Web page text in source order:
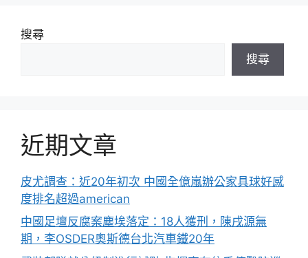
搜尋
搜尋
近期文章
皮尤調查：近20年初次 中國全億嵐辦公家具球好感
度排名超過american
中國足壇反腐案塵埃落定：18人獲刑，陳戌源無
期，李OSDER奧斯德台北汽車鐵20年